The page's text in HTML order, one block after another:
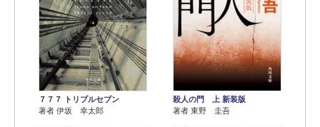
７７７ トリプルセブン
著者 伊坂 幸太郎
殺人の門 上 新装版
著者 東野 圭吾